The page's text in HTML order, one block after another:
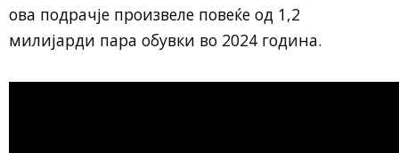
ова подрачје произвеле повеќе од 1,2
милијарди пара обувки во 2024 година.